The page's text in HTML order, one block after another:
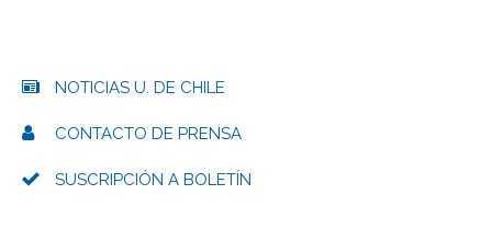
NOTICIAS U. DE CHILE
CONTACTO DE PRENSA
SUSCRIPCIÓN A BOLETÍN